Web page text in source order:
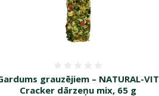
grauzējiem – NATURAL-VIT
Cracker dārzeņu mix, 65 g